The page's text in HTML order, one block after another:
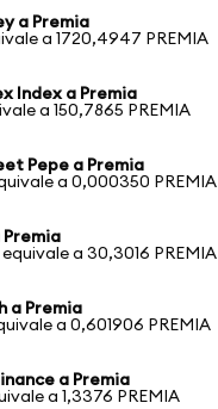
a Premia
a 1720,4947 PREMIA
Index a Premia
a 150,7865 PREMIA
Pepe a Premia
a 0,000350 PREMIA
Premia
equivale a 30,3016 PREMIA
a Premia
a 0,601906 PREMIA
a Premia
a 1,3376 PREMIA